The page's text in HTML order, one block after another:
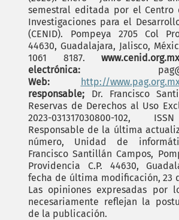
semestral editada por el Centro
Investigaciones para el
(CENID). Pompeya 2705 Col
44630, Guadalajara, Jalisco,
1061 8187.
electrónica:
Web:
http://
responsable; Dr. Francisco
Reservas de Derechos al Uso
2023-031317030800-102,
Responsable de la última
número, Unidad de
Francisco Santillán Campos,
Providencia C.P. 44630,
fecha de última modificación, 23
Las opiniones expresadas por
necesariamente reflejan la
de la publicación.